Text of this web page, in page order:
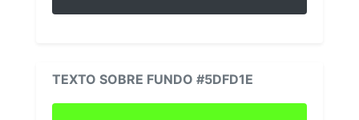
TEXTO SOBRE FUNDO #5DFD1E